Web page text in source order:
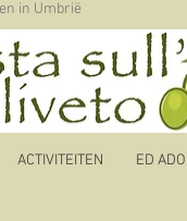
in Umbrië
ACTIVITEITEN ED